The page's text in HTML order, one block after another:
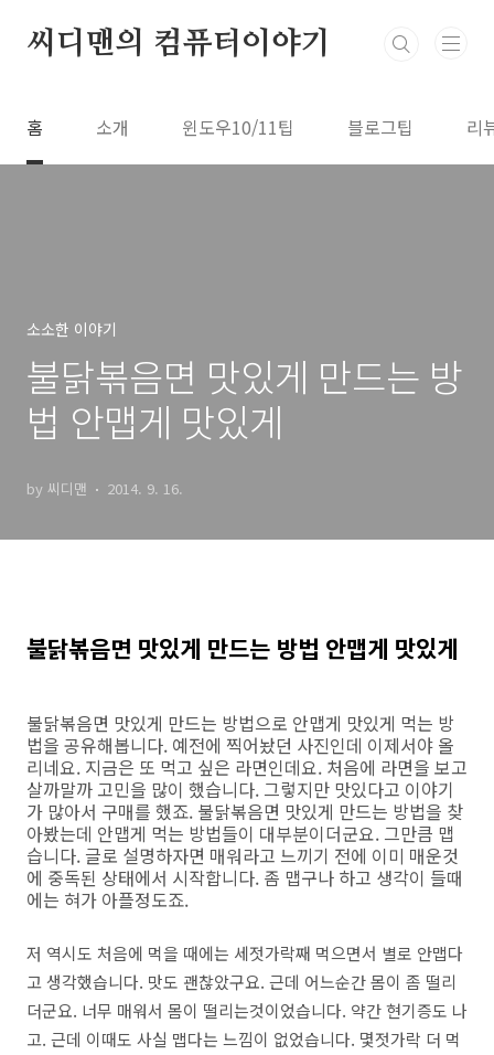
씨디맨의 컴퓨터이야기
홈 소개 윈도우10/11팁 블로그팁 리
소소한 이야기
불닭볶음면 맛있게 만드는 방
법 안맵게 맛있게
by 씨디맨 2014. 9. 16.
불닭볶음면 맛있게 만드는 방법 안맵게 맛있게
불닭볶음면 맛있게 만드는 방법으로 안맵게 맛있게 먹는 방
법을 공유해봅니다. 예전에 찍어놨던 사진인데 이제서야 올
리네요. 지금은 또 먹고 싶은 라면인데요. 처음에 라면을 보고
살까말까 고민을 많이 했습니다. 그렇지만 맛있다고 이야기
가 많아서 구매를 했죠. 불닭볶음면 맛있게 만드는 방법을 찾
아봤는데 안맵게 먹는 방법들이 대부분이더군요. 그만큼 맵
습니다. 글로 설명하자면 매워라고 느끼기 전에 이미 매운것
에 중독된 상태에서 시작합니다. 좀 맵구나 하고 생각이 들때
에는 혀가 아플정도죠.
저 역시도 처음에 먹을 때에는 세젓가락째 먹으면서 별로 안맵다
고 생각했습니다. 맛도 괜찮았구요. 근데 어느순간 몸이 좀 떨리
더군요. 너무 매워서 몸이 떨리는것이었습니다. 약간 현기증도 나
고. 근데 이때도 사실 맵다는 느낌이 없었습니다. 몇젓가락 더 먹